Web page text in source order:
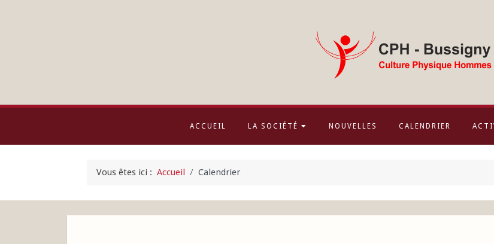
ACCUEIL LA SOCIÉTÉ NOUVELLES CALENDRIER
Vous êtes ici : Accueil Calendrier